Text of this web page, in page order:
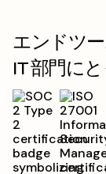
エンドツ
IT 部門に